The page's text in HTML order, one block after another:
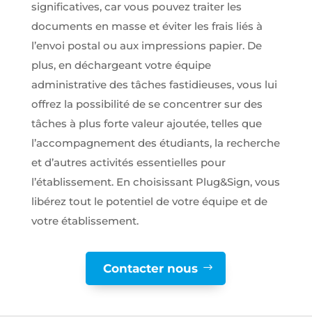
significatives, car vous pouvez traiter les
documents en masse et éviter les frais liés à
l’envoi postal ou aux impressions papier. De
plus, en déchargeant votre équipe
administrative des tâches fastidieuses, vous lui
offrez la possibilité de se concentrer sur des
tâches à plus forte valeur ajoutée, telles que
l’accompagnement des étudiants, la recherche
et d’autres activités essentielles pour
l’établissement. En choisissant Plug&Sign, vous
libérez tout le potentiel de votre équipe et de
votre établissement.
Contacter nous